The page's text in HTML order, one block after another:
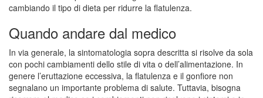
cambiando il tipo di dieta per ridurre la flatulenza.
Quando andare dal medico
In via generale, la sintomatologia sopra descritta si risolve da sola
con pochi cambiamenti dello stile di vita o dell’alimentazione. In
genere l’eruttazione eccessiva, la flatulenza e il gonfiore non
segnalano un importante problema di salute. Tuttavia, bisogna